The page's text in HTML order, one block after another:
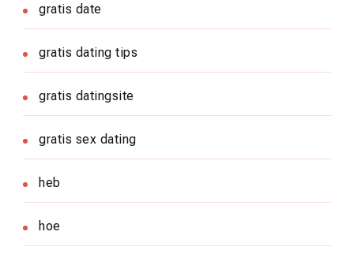
gratis date
gratis dating tips
gratis datingsite
gratis sex dating
heb
hoe